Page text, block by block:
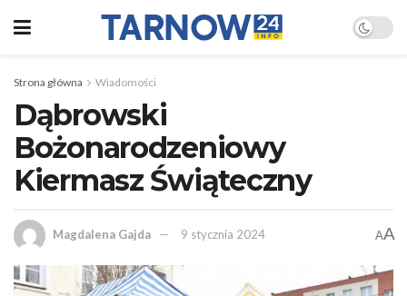
Strona główna Wiadomości
Dąbrowski
Bożonarodzeniowy
Kiermasz Świąteczny
Magdalena Gajda 9 stycznia 2024 AA